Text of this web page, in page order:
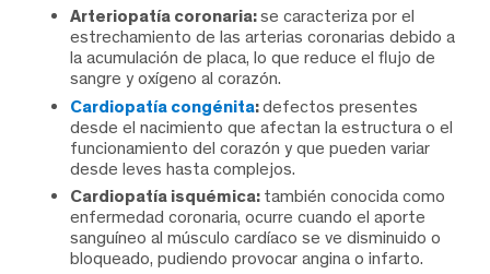
Arteriopatía coronaria:se caracteriza por el
estrechamiento de las arterias coronarias debido a
la acumulación de placa, lo que reduce el flujo de
sangre y oxígeno al corazón.
Cardiopatía congénita:defectos presentes
desde el nacimiento que afectan la estructura o el
funcionamiento del corazón y que pueden variar
desde leves hasta complejos.
Cardiopatía isquémica: también conocida como
enfermedad coronaria, ocurre cuando el aporte
sanguíneo al músculo cardíaco se ve disminuido o
bloqueado, pudiendo provocar angina o infarto.